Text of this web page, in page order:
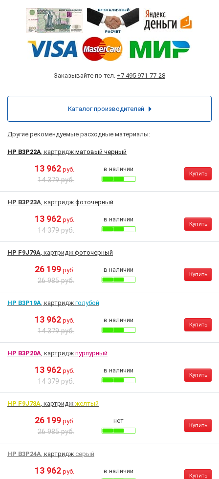
Заказывайте по тел. +7 495 971-77-28
Другие рекомендуемые расходные материалы:
HP B3P22A, картридж матовый черный
13 962 руб.
14 379 руб.
в наличии
Купить
HP B3P23A, картридж фоточерный
13 962 руб.
14 379 руб.
в наличии
Купить
HP F9J79A, картридж фоточерный
26 199 руб.
26 985 руб.
в наличии
Купить
HP B3P19A, картридж голубой
13 962 руб.
14 379 руб.
в наличии
Купить
HP B3P20A, картридж пурпурный
13 962 руб.
14 379 руб.
в наличии
Купить
HP F9J78A, картридж желтый
26 199 руб.
26 985 руб.
нет
Купить
HP B3P24A, картридж серый
13 962 руб. в наличии
Купить